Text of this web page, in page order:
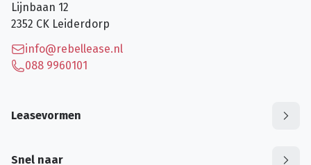
Lijnbaan 12
2352 CK Leiderdorp
info@rebellease.nl
088 9960101
Leasevormen
Snel naar